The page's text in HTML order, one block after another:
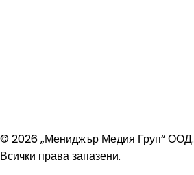
© 2026 „Мениджър Медия Груп“ ООД.
Всички права запазени.